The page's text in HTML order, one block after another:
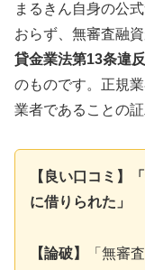
まるきん自身の公
おらず、無審査融
貸金業法第13条違
のものです。正規
業者であることの証
【良い口コミ】
に借りられた」
【論破】
「無審